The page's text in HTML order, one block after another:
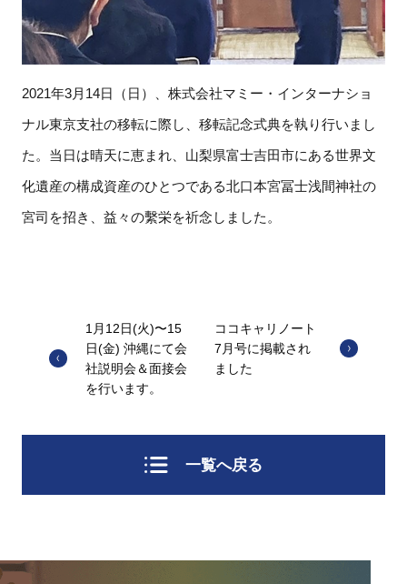
2021年3月14日（日）、株式会社マミー・インターナショ
ナル東京支社の移転に際し、移転記念式典を執り行いまし
た。当日は晴天に恵まれ、山梨県富士吉田市にある世界文
化遺産の構成資産のひとつである北口本宮冨士浅間神社の
宮司を招き、益々の繫栄を祈念しました。
1月12日(火)〜15
日(金) 沖縄にて会
社説明会＆面接会
を行います。
ココキャリノート
7月号に掲載され
ました
一覧へ戻る